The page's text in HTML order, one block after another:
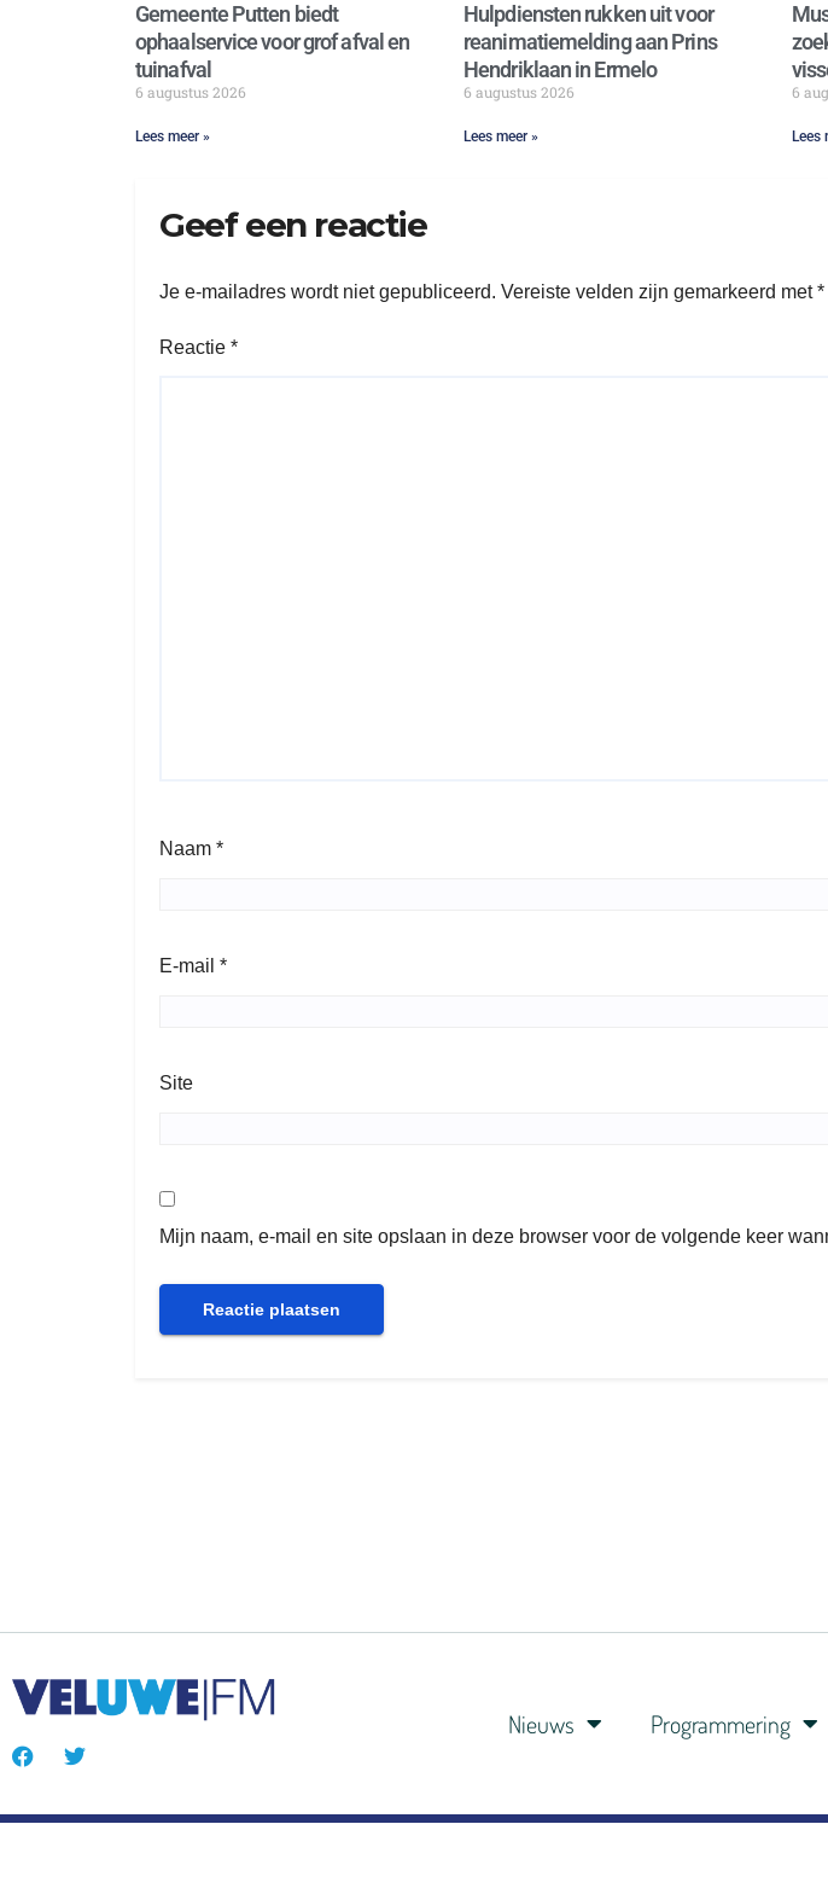
Gemeente Putten biedt
ophaalservice voor grof afval en
tuinafval
6 augustus 2026
Lees meer »
Hulpdiensten rukken uit voor
reanimatiemelding aan Prins
Hendriklaan in Ermelo
6 augustus 2026
Lees meer »
6
Lees
Geef een reactie
Je e-mailadres wordt niet gepubliceerd. Vereiste velden zijn gemarkeerd met*
Reactie *
Naam *
E-mail *
Site
Mijn naam, e-mail en site opslaan in deze browser voor de volgende keer
Nieuws Programmering